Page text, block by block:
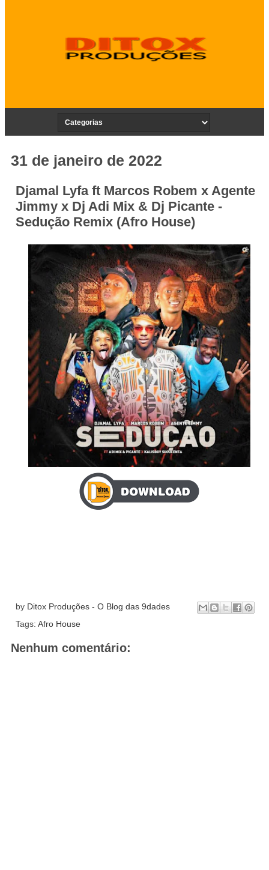
31 de janeiro de 2022
Djamal Lyfa ft Marcos Robem x Agente
Jimmy x Dj Adi Mix & Dj Picante -
Sedução Remix (Afro House)
by Ditox Produções - O Blog das 9dades
Tags: Afro House
Nenhum comentário: